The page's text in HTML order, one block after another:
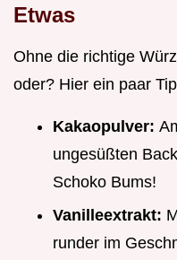
Etwas
Ohne die richtige
oder? Hier ein paar
Kakaopulver:
ungesüßten
Schoko Bums!
Vanilleextrakt:
runder im